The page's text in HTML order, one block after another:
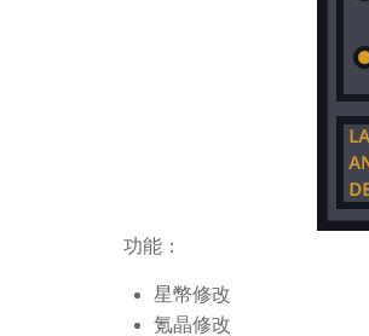
功能：
星幣修改
氪晶修改